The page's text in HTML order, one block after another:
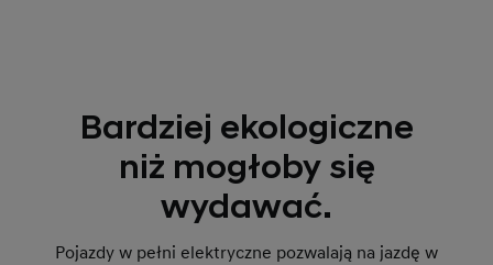
Bardziej ekologiczne
niż mogłoby się
wydawać.
Pojazdy w pełni elektryczne pozwalają na jazdę w